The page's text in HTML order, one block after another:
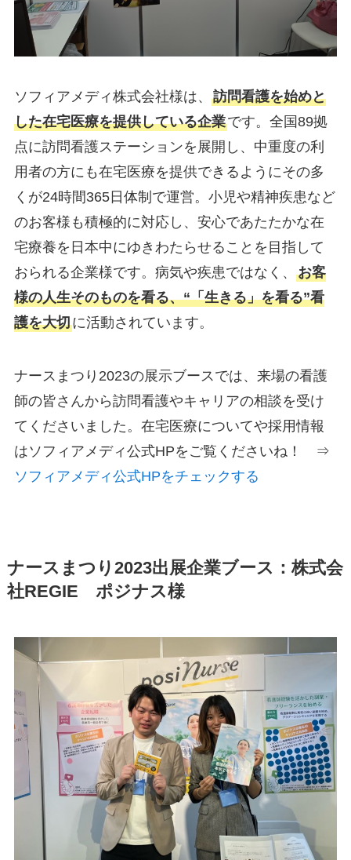
ソフィアメディ株式会社様は、 訪問看護を始めと
した在宅医療を提供している企業です。全国89拠
点に訪問看護ステーションを展開し、中重度の利
用者の方にも在宅医療を提供できるようにその多
くが24時間365日体制で運営。小児や精神疾患など
のお客様も積極的に対応し、安心であたたかな在
宅療養を日本中にゆきわたらせることを目指して
おられる企業様です。病気や疾患ではなく、 お客
様の人生そのものを看る、“「生きる」を看る”看
護を大切に活動されています。
ナースまつり2023の展示ブースでは、来場の看護
師の皆さんから訪問看護やキャリアの相談を受け
てくださいました。在宅医療についてや採用情報
はソフィアメディ公式HPをご覧くださいね！ ⇒
ソフィアメディ公式HPをチェックする
ナースまつり2023出展企業ブース：株式会
社REGIE ポジナス様